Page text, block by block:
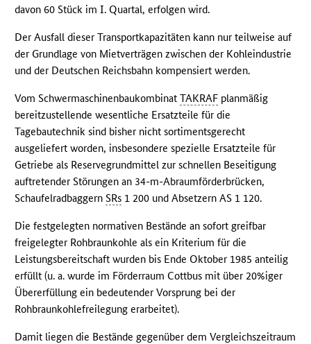
davon 60 Stück im I. Quartal, erfolgen wird.
Der Ausfall dieser Transportkapazitäten kann nur teilweise auf
der Grundlage von Mietverträgen zwischen der Kohleindustrie
und der Deutschen Reichsbahn kompensiert werden.
Vom SchwermaschinenbaukombinatTAKRAF planmäßig
bereitzustellende wesentliche Ersatzteile für die
Tagebautechnik sind bisher nicht sortimentsgerecht
ausgeliefert worden, insbesondere spezielle Ersatzteile für
Getriebe als Reservegrundmittel zur schnellen Beseitigung
auftretender Störungen an 34-m-Abraumförderbrücken,
SchaufelradbaggernSRs 1 200 und Absetzern AS 1 120.
Die festgelegten normativen Bestände an sofort greifbar
freigelegter Rohbraunkohle als ein Kriterium für die
Leistungsbereitschaft wurden bis Ende Oktober 1985 anteilig
erfüllt (u. a. wurde im Förderraum Cottbus mit über 20%iger
Übererfüllung ein bedeutender Vorsprung bei der
Rohbraunkohlefreilegung erarbeitet).
Damit liegen die Bestände gegenüber dem Vergleichszeitraum